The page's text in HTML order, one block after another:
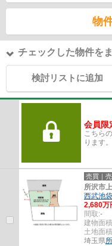
物
チェックした物件を
検討リストに追加
会員限
こちら
ります。
売買｜
所沢市
西武池
2,680万
間取:-
建物面
土地面
埼玉県